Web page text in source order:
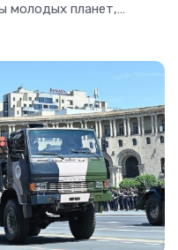
молодых планет,